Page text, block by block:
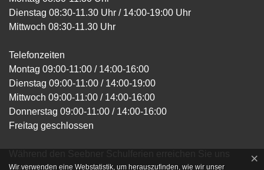
Dienstag 08:30-11.30 Uhr / 14:00-19:00 Uhr
Mittwoch 08:30-11.30 Uhr
Telefonzeiten
Montag 09:00-11:00 / 14:00-16:00
Dienstag 09:00-11:00 / 14:00-19:00
Mittwoch 09:00-11:00 / 14:00-16:00
Donnerstag 09:00-11:00 / 14:00-16:00
Freitag geschlossen
Webstatistik
Wir verwenden eine Webstatistik, um herauszufinden, wie wir unser
×